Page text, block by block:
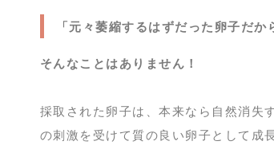
「元々萎縮するはずだった卵子だか
そんなことはありません！
採取された卵子は、本来なら自然消失
の刺激を受けて質の良い卵子として成